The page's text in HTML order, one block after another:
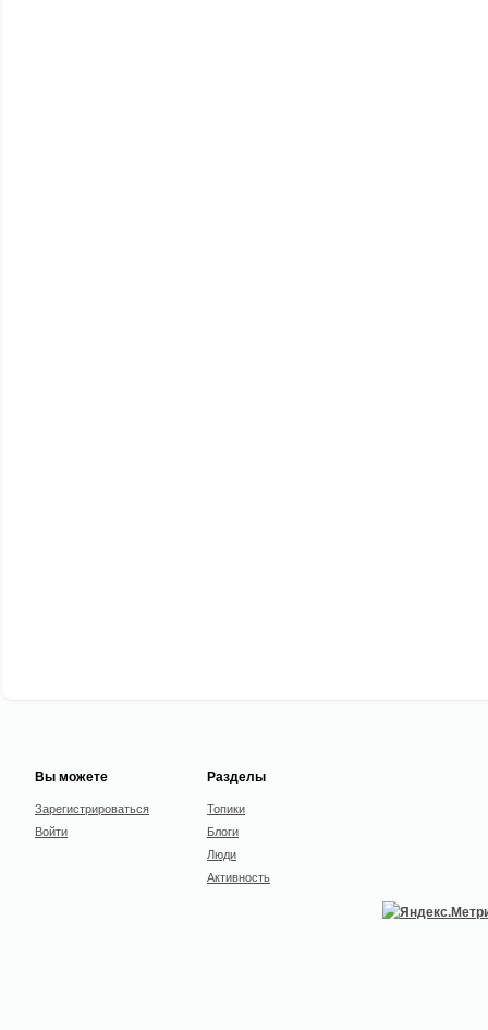
Вы можете
Зарегистрироваться
Войти
Разделы
Топики
Блоги
Люди
Активность